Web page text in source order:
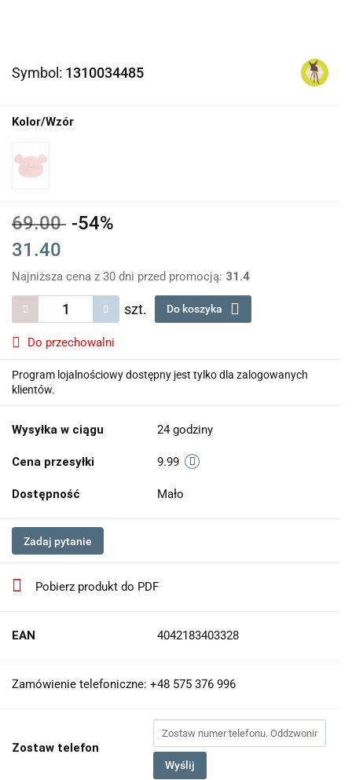
Symbol: 1310034485
Kolor/Wzór
69.00 -54%
31.40
Najniższa cena z 30 dni przed promocją: 31.4
szt. Do koszyka
Do przechowalni
Program lojalnościowy dostępny jest tylko dla zalogowanych
klientów.
Wysyłka w ciągu 24 godziny
Cena przesyłki 9.99
Dostępność Mało
Zadaj pytanie
Pobierz produkt do PDF
EAN 4042183403328
Zamówienie telefoniczne: +48 575 376 996
Zostaw telefon
Wyślij